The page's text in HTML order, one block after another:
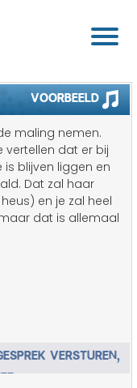
Voorbeeld
maling nemen.
vertellen dat er bij
blijven liggen en
Dat zal haar
en je zal heel
dat is allemaal
VERSTUREN,